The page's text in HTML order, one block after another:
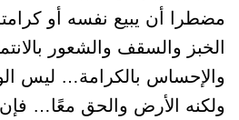
مضطرا أن يبيع نفسه أو
الخبز والسقف والشعور
والإحساس بالكرامة… ليس
ولكنه الأرض والحق معًا…